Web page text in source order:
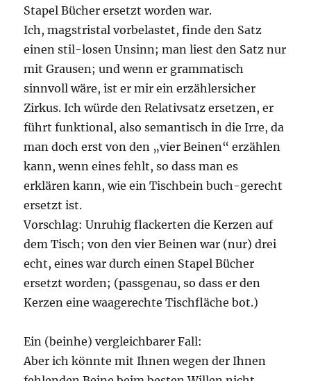
Stapel Bücher ersetzt worden war.
Ich, magstristal vorbelastet, finde den Satz
einen stil-losen Unsinn; man liest den Satz nur
mit Grausen; und wenn er grammatisch
sinnvoll wäre, ist er mir ein erzählersicher
Zirkus. Ich würde den Relativsatz ersetzen, er
führt funktional, also semantisch in die Irre, da
man doch erst von den „vier Beinen“ erzählen
kann, wenn eines fehlt, so dass man es
erklären kann, wie ein Tischbein buch-gerecht
ersetzt ist.
Vorschlag: Unruhig flackerten die Kerzen auf
dem Tisch; von den vier Beinen war (nur) drei
echt, eines war durch einen Stapel Bücher
ersetzt worden; (passgenau, so dass er den
Kerzen eine waagerechte Tischfläche bot.)
Ein (beinhe) vergleichbarer Fall:
Aber ich könnte mit Ihnen wegen der Ihnen